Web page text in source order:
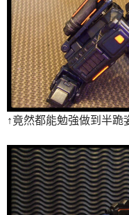
↑竟然都能勉強做到半跪